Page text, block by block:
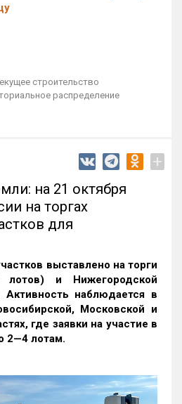
строительство
распределение
+
на 21 октября
на торгах
для
выставлено на торги
и Нижегородской
Активность наблюдается в
Московской и
где заявки на участие в
2—4 лотам.